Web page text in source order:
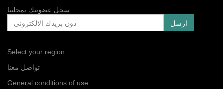
سجل عضويتك بمجلتنا
Select your region
تواصل معنا
General conditions of use